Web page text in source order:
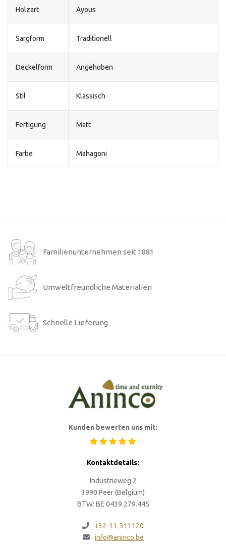
Holzart Ayous
Sargform Traditionell
Deckelform Angehoben
Stil Klassisch
Fertigung Matt
Farbe Mahagoni
Familienunternehmen seit 1881
Umweltfreundliche Materialien
Schnelle Lieferung
Kunden bewerten uns mit:
Kontaktdetails:
Industrieweg 2
3990 Peer (Belgium)
BTW: BE 0439.279.445
+32-11-311120
info@aninco.be